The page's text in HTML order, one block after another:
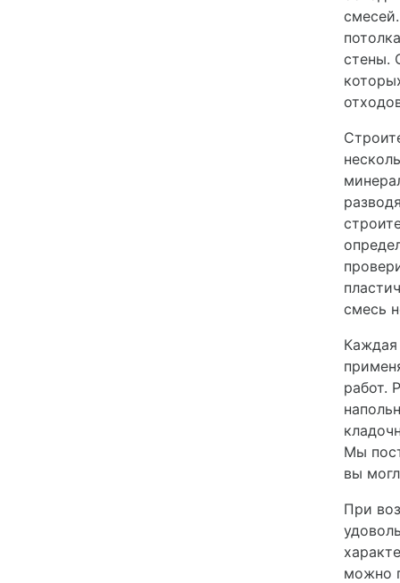
стены.
смесь
Каждая
работ.
Мы
вы
При
можно